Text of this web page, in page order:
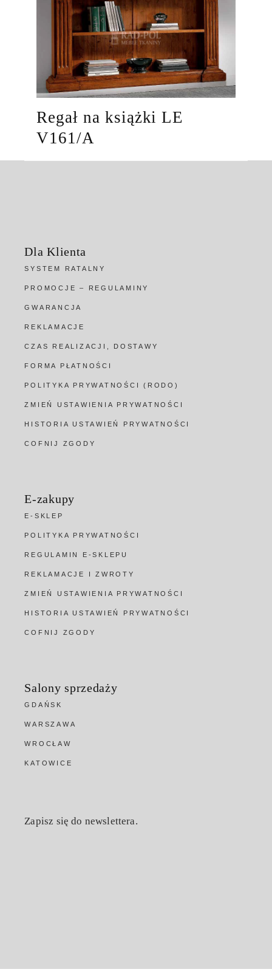
Regał na książki LE
V161/A
Dla Klienta
SYSTEM RATALNY
PROMOCJE – REGULAMINY
GWARANCJA
REKLAMACJE
CZAS REALIZACJI, DOSTAWY
FORMA PŁATNOŚCI
POLITYKA PRYWATNOŚCI (RODO)
ZMIEŃ USTAWIENIA PRYWATNOŚCI
HISTORIA USTAWIEŃ PRYWATNOŚCI
COFNIJ ZGODY
E-zakupy
E-SKLEP
POLITYKA PRYWATNOŚCI
REGULAMIN E-SKLEPU
REKLAMACJE I ZWROTY
ZMIEŃ USTAWIENIA PRYWATNOŚCI
HISTORIA USTAWIEŃ PRYWATNOŚCI
COFNIJ ZGODY
Salony sprzedaży
GDAŃSK
WARSZAWA
WROCŁAW
KATOWICE
Zapisz się do newslettera.